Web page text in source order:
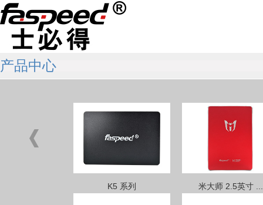
产品中心
K5 系列 米大师 2.5英寸 ...